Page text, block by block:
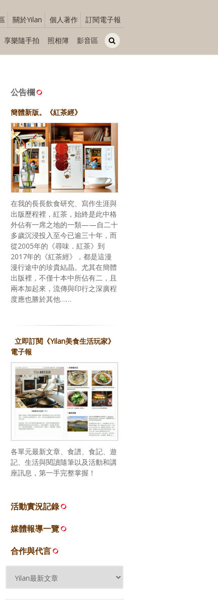
關於Yilan 個人著作 訂閱電子報
享樂隨手拍 照相簿 影音區
公告欄
簡體新版。《紅茶經》
在我的長長飲食研究、寫作生涯與
出版歷程裡，紅茶，始終是此中格
外佔有一席之地的一類——自二十
多歲沉浸投入至今已逾三十年，而
從2005年的《尋味．紅茶》到
2017年的《紅茶經》，都是這漫
漫行途中的珍貴結晶。尤其在簡體
出版裡，不僅十本中所佔有二，且
兩本加起來，流傳與印行之深廣程
度應也勝於其他……
立即訂閱《Yilan美食生活玩家》
電子報
各單元最新文章、食譜、食記、遊
記、生活與閱讀隨筆以及活動和講
座訊息，第一手完整掌握！
活動實況記錄
媒體報導一覽
合作與代言